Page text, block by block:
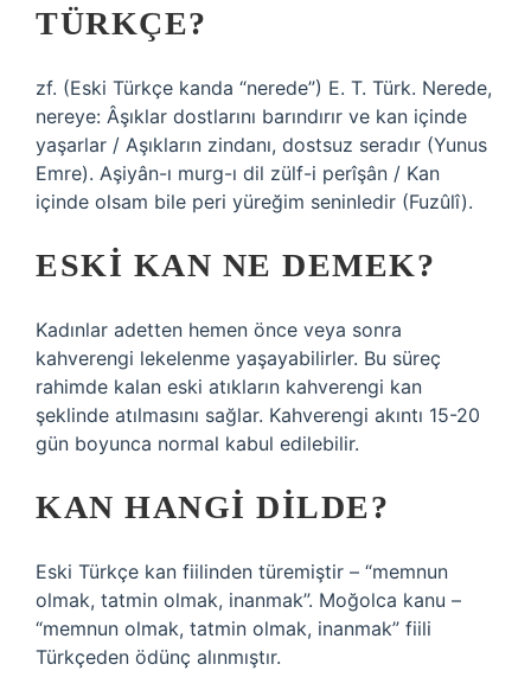
TÜRKÇE?
zf. (Eski Türkçe kanda “nerede”) E. T. Türk. Nerede,
nereye: Âşıklar dostlarını barındırır ve kan içinde
yaşarlar / Aşıkların zindanı, dostsuz seradır (Yunus
Emre). Aşiyân-ı murg-ı dil zülf-i perîşân / Kan
içinde olsam bile peri yüreğim seninledir (Fuzûlî).
ESKI KAN NE DEMEK?
Kadınlar adetten hemen önce veya sonra
kahverengi lekelenme yaşayabilirler. Bu süreç
rahimde kalan eski atıkların kahverengi kan
şeklinde atılmasını sağlar. Kahverengi akıntı 15-20
gün boyunca normal kabul edilebilir.
KAN HANGI DILDE?
Eski Türkçe kan fiilinden türemiştir – “memnun
olmak, tatmin olmak, inanmak”. Moğolca kanu –
“memnun olmak, tatmin olmak, inanmak” fiili
Türkçeden ödünç alınmıştır.